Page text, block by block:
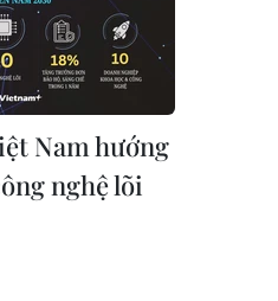
Nam hướng
nghệ lõi